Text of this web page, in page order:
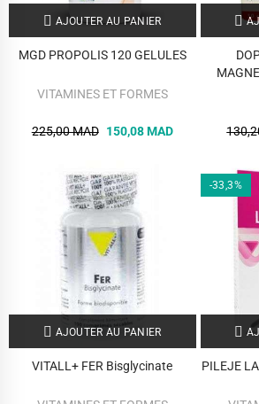
AJOUTER AU PANIER
MGD PROPOLIS 120 GELULES
VITAMINES ET FORMES
225,00 MAD 150,08 MAD
AJOUTER AU PANIER
VITALL+ FER Bisglycinate
-33,3%
PILEJE